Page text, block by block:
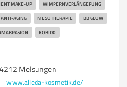
MAKE-UP WIMPERNVERLÄNGERUNG
ANTI-AGING MESOTHERAPIE BB GLOW
KOBIDO
Melsungen
www.alleda-kosmetik.de/